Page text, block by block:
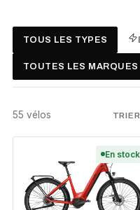
TOUS LES TYPES
TOUTES LES MARQUES
55 vélos
En stock